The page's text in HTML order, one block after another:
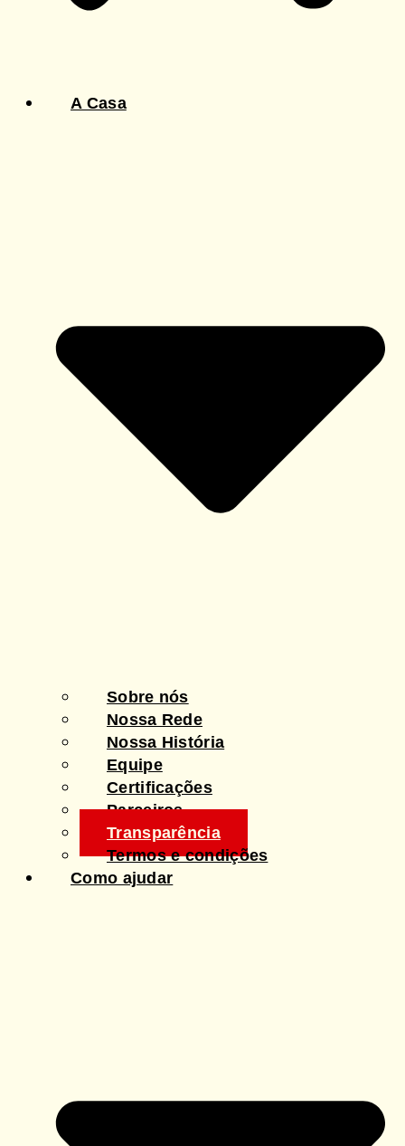
A Casa
Sobre nós
Nossa Rede
Nossa História
Equipe
Certificações
Parceiros
Transparência
Termos e condições
Como ajudar